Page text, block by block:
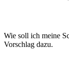
Wie soll ich meine
Vorschlag dazu.